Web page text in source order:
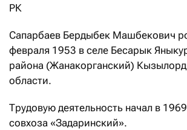
РК
Сапарбаев Бердыбек Машбекович
февраля 1953 в селе Бесарык
района (Жанакорганский)
области.
Трудовую деятельность начал в
совхоза «Задаринский».